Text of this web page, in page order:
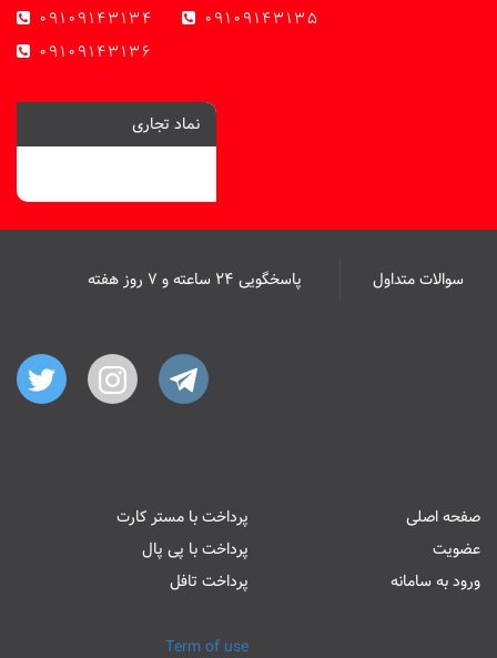
09109143134
09109143135
09109143136
نماد تجاری
سوالات متداول پاسخگویی ۲۴ ساعته و ۷ روز هفته
صفحه اصلی
عضویت
ورود به سامانه
پرداخت با مستر کارت
پرداخت با پی پال
پرداخت تافل
Term of use